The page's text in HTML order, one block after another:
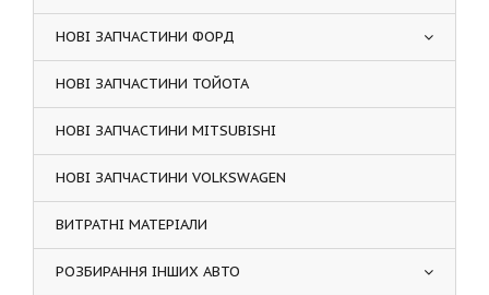
НОВІ ЗАПЧАСТИНИ ФОРД
НОВІ ЗАПЧАСТИНИ ТОЙОТА
НОВІ ЗАПЧАСТИНИ MITSUBISHI
НОВІ ЗАПЧАСТИНИ VOLKSWAGEN
ВИТРАТНІ МАТЕРІАЛИ
РОЗБИРАННЯ ІНШИХ АВТО